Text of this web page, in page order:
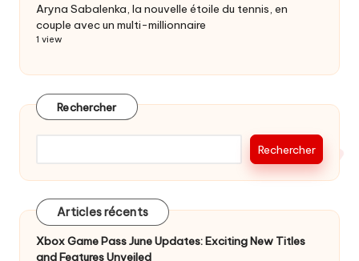
Aryna Sabalenka, la nouvelle étoile du tennis, en
couple avec un multi-millionnaire
1 view
Rechercher
Rechercher
Articles récents
Xbox Game Pass June Updates: Exciting New Titles
and Features Unveiled